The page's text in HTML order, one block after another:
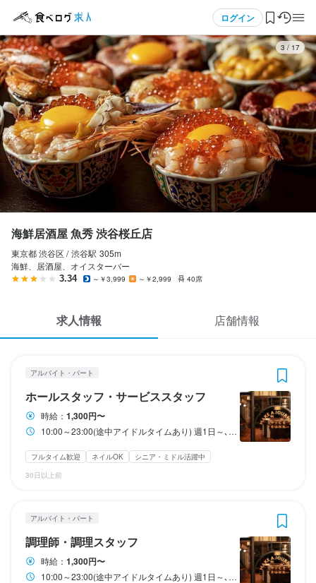
ログイン
ログイン・無料会員登録
食べログ求人TOP
求人検索
マイページ管理
気になる求人
検索履歴・保存した条件
応募履歴
ヘルプ・お問い合わせフォーム
掲載をご検討の店舗様へ
食べログ求人PRESS
企業情報
3 / 17
海鮮居酒屋 魚秀 渋谷桜丘店
東京都 渋谷区 / 渋谷駅 305m
海鮮、居酒屋、オイスターバー
3.34 ～￥3,999 ～￥2,999 40席
求人情報 店舗情報
アルバイト・パート
ホールスタッフ・サービススタッフ
時給： 1,300円〜
10:00～23:00(途中アイドルタイムあり) 週1日～､1日3h～応相談！17･18時～もok！
フルタイム歓迎 ネイルOK
シニア・ミドル活躍中
30日以上前
アルバイト・パート
調理師・調理スタッフ
時給： 1,300円〜
10:00～23:00(途中アイドルタイムあり) 週1日～､1日3h～応相談！17･18時～もok！
アルバイト・パート 海鮮居酒屋 魚秀 渋谷桜丘店
ホールスタッフ・サービススタッフ
ホールスタッフ・サービススタッフ
時給1,300円〜
給与補足
22時以降深夜手当支給：時給25％UP！
交通費支給：実費(月上限10,000円)
収入例
応募画面へ進む
アルバイト・パート 海鮮居酒屋 魚秀 渋谷桜丘店
調理師・調理スタッフ
調理師・調理スタッフ
時給1,300円〜
給与補足
22時以降深夜手当支給：時給25％UP！
交通費支給：実費(月上限10,000円)
収入例
応募画面へ進む